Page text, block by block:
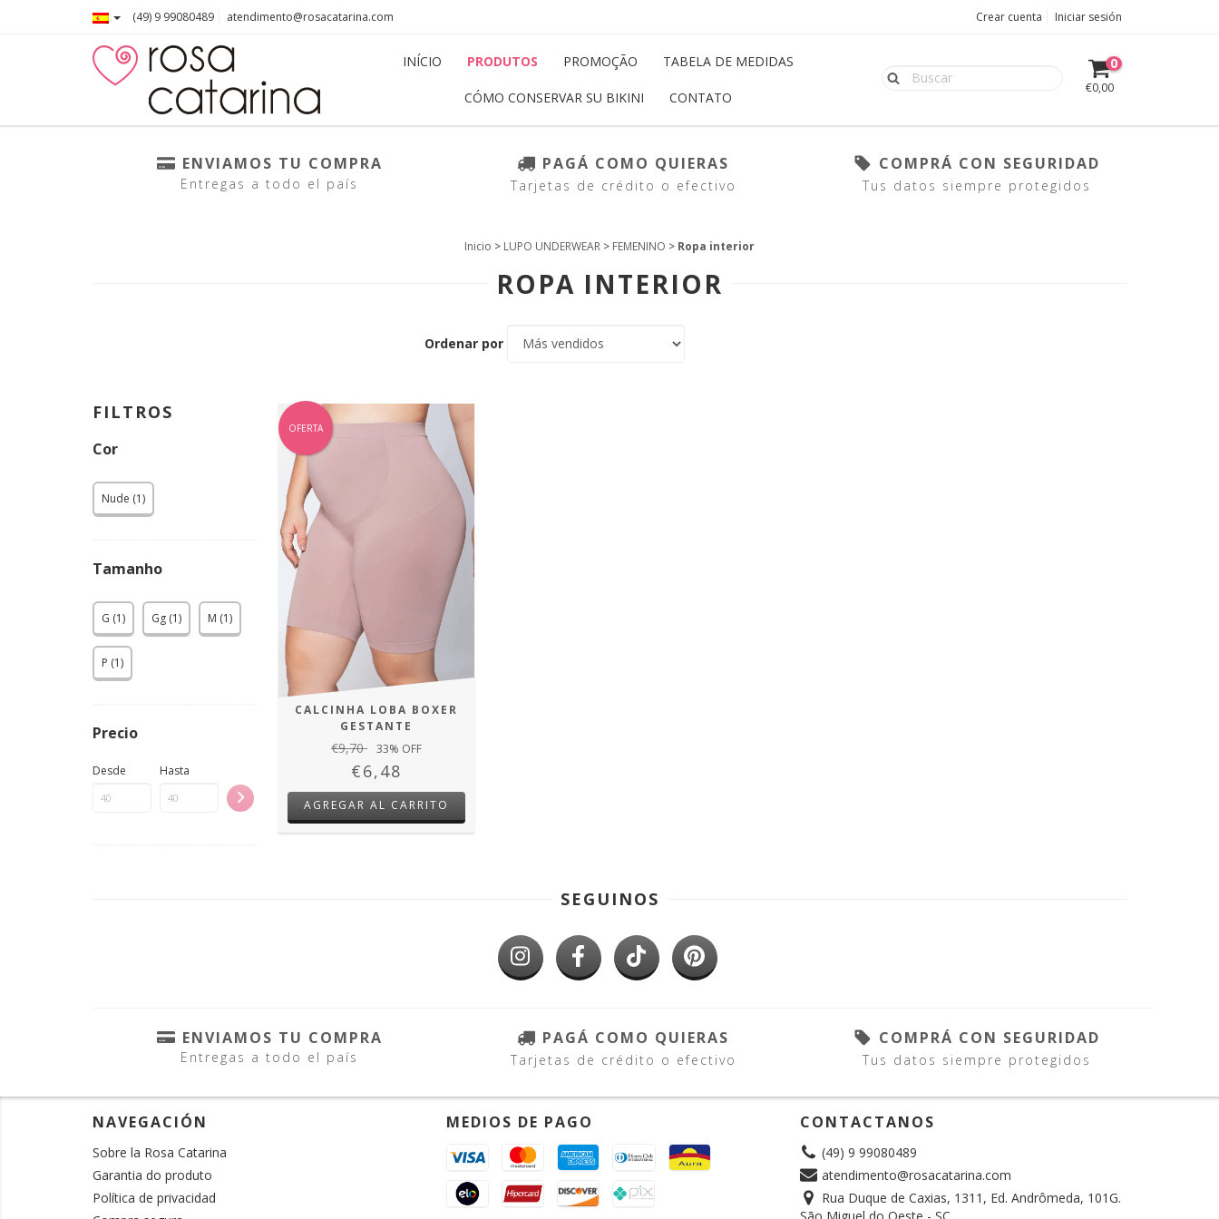
(49) 9 99080489 atendimento@rosacatarina.com Crear cuenta Iniciar sesión
INÍCIO PRODUTOS PROMOÇÃO TABELA DE MEDIDAS
CÓMO CONSERVAR SU BIKINI CONTATO
0
€0,00
ENVIAMOS TU COMPRA
Entregas a todo el país
PAGÁ COMO QUIERAS
Tarjetas de crédito o efectivo
COMPRÁ CON SEGURIDAD
Tus datos siempre protegidos
Inicio > LUPO UNDERWEAR > FEMENINO > Ropa interior
ROPA INTERIOR
Ordenar por
FILTROS
Cor
Nude (1)
Tamanho
G (1) Gg (1) M (1)
P (1)
Precio
Desde Hasta
OFERTA
CALCINHA LOBA BOXER
GESTANTE
€9,70 33% OFF
€6,48
AGREGAR AL CARRITO
SEGUINOS
ENVIAMOS TU COMPRA
Entregas a todo el país
PAGÁ COMO QUIERAS
Tarjetas de crédito o efectivo
COMPRÁ CON SEGURIDAD
Tus datos siempre protegidos
NAVEGACIÓN
Sobre la Rosa Catarina
Garantia do produto
Política de privacidad
MEDIOS DE PAGO CONTACTANOS
(49) 9 99080489
atendimento@rosacatarina.com
Rua Duque de Caxias, 1311, Ed. Andrômeda, 101G.
São Miguel do Oeste - SC.